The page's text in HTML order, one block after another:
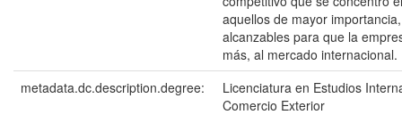
aquellos de mayor
alcanzables para que la
más, al mercado internacional.
metadata.dc.description.degree:
Licenciatura en Estudios
Comercio Exterior